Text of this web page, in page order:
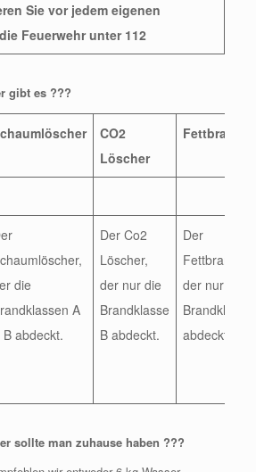
Sie vor jedem eigenen
Feuerwehr unter 112
gibt es ???
CO2
Löscher
die
A
B abdeckt.
Der Co2
Löscher,
der nur die
Brandklasse
B abdeckt.
Der
der nur die
Brandklasse
abdeckt
sollte man zuhause haben ???